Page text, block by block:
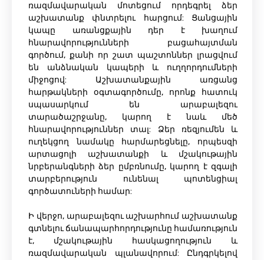
ռազմավարական մոտեցում որդեգրել ձեր
աշխատանք փնտրելու հարցում: Ցանցային
կապը առանցքային դեր է խաղում
հնարավորությունների բացահայտման
գործում, քանի որ շատ պաշտոններ լրացվում
են անձնական կապերի և ուղղորդումների
միջոցով: Աշխատանքային առցանց
հարթակների օգտագործումը, որոնք հատուկ
սպասարկում են արաբալեզու
տարածաշրջանը, կարող է նաև մեծ
հնարավորություններ տալ: Ձեր ռեզյումեն և
ուղեկցող նամակը հարմարեցնելը, որպեսզի
արտացոլի աշխատանքի և մշակութային
նրբերանգների ձեր ըմբռնումը, կարող է զգալի
տարբերություն ունենալ պոտենցիալ
գործատուների համար:
Ի վերջո, արաբալեզու աշխարհում աշխատանք
գտնելու ճանապարհորդությունը համառություն
է, մշակութային հասկացողություն և
ռազմավարական պլանավորում: Ընդգրկելով